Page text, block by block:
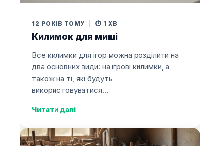
12 РОКІВ ТОМУ ⏱️ 1 ХВ
Килимок для миші
Все килимки для ігор можна розділити на
два основних види: на ігрові килимки, а
також на ті, які будуть
використовуватися…
Читати далі →